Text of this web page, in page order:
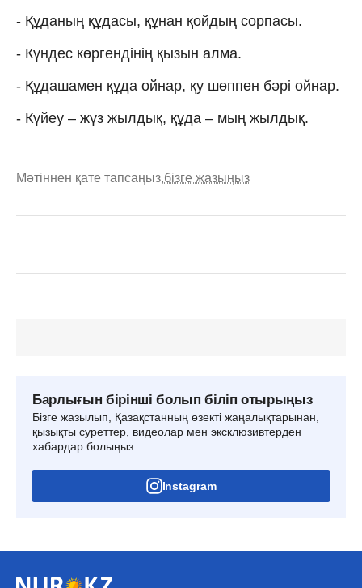
- Құданың құдасы, құнан қойдың сорпасы.
- Күндес көргендінің қызын алма.
- Құдашамен құда ойнар, қу шөппен бәрі ойнар.
- Күйеу – жүз жылдық, құда – мың жылдық.
Мәтіннен қате тапсаңыз,бізге жазыңыз
Барлығын бірінші болып біліп отырыңыз
Бізге жазылып, Қазақстанның өзекті жаңалықтарынан,
қызықты суреттер, видеолар мен эксклюзивтерден
хабардар болыңыз.
Instagram